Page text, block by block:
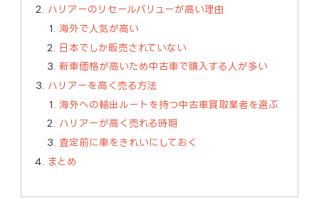
ハリアーのリセールバリューが高い理由
海外で人気が高い
日本でしか販売されていない
新車価格が高いため中古車で購入する人が多い
ハリアーを高く売る方法
海外への輸出ルートを持つ中古車買取業者を選ぶ
ハリアーが高く売れる時期
査定前に車をきれいにしておく
まとめ